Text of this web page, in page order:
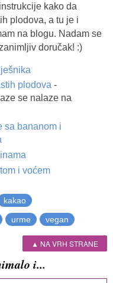
kako da
plodova, a tu je i
na blogu. Nadam se
doručak! :)
plodova-
se nalaze na
sa bananom i
i voćem
kakao
urme vegan
▲ NA VRH STRANE
i...